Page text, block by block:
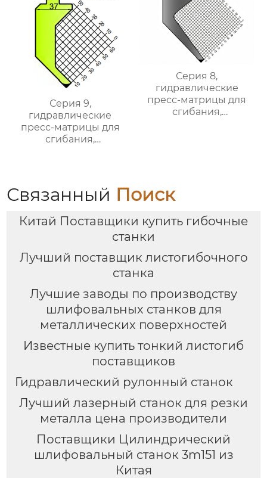
Серия 9,
гидравлические
пресс-матрицы для
сгибания,
Серия 8,
гидравлические
пресс-матрицы для
сгибания,
Связанный Поиск
Китай Поставщики купить гибочные
станки
Лучший поставщик листогибочного
станка
Лучшие заводы по производству
шлифовальных станков для
металлических поверхностей
Известные купить тонкий листогиб
поставщиков
Гидравлический рулонный станок
Лучший лазерный станок для резки
металла цена производители
Поставщики Цилиндрический
шлифовальный станок 3m151 из
Китая